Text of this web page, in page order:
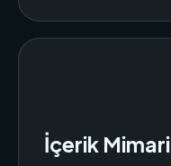
İçerik Mimari